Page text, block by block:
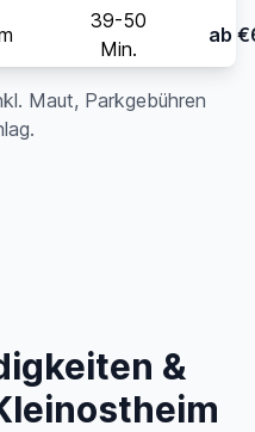
39-50
Min.
ab
Maut, Parkgebühren
&